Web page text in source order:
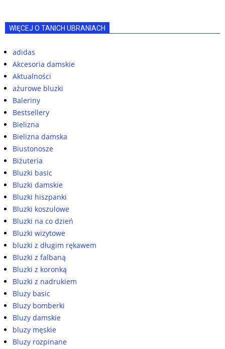
WIĘCEJ O TANICH UBRANIACH
adidas
Akcesoria damskie
Aktualności
ażurowe bluzki
Baleriny
Bestsellery
Bielizna
Bielizna damska
Biustonosze
Biżuteria
Bluzki basic
Bluzki damskie
Bluzki hiszpanki
Bluzki koszulowe
Bluzki na co dzień
Bluzki wizytowe
bluzki z długim rękawem
Bluzki z falbaną
Bluzki z koronką
Bluzki z nadrukiem
Bluzy basic
Bluzy bomberki
Bluzy damskie
bluzy męskie
Bluzy rozpinane